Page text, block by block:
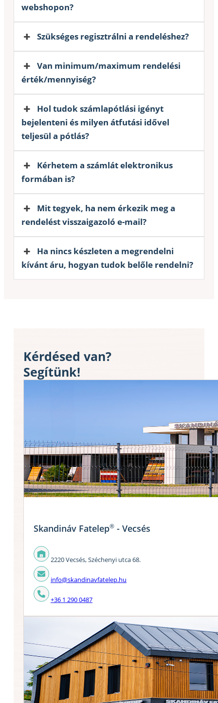
webshopon?
Szükséges regisztrálni a rendeléshez?
Van minimum/maximum rendelési
érték/mennyiség?
Hol tudok számlapótlási igényt
bejelenteni és milyen átfutási idővel
teljesül a pótlás?
Kérhetem a számlát elektronikus
formában is?
Mit tegyek, ha nem érkezik meg a
rendelést visszaigazoló e-mail?
Ha nincs készleten a megrendelni
kívánt áru, hogyan tudok belőle rendelni?
Kérdésed van?
Segítünk!
Skandináv Fatelep® - Vecsés
2220 Vecsés, Széchenyi utca 68.
info@skandinavfatelep.hu
+36 1 290 0487